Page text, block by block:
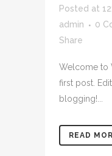
Posted at
admin
0
Share
Welcome to
first post.
blogging!...
READ